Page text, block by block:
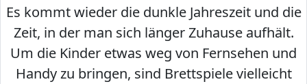
Es kommt wieder die dunkle Jahreszeit und die
Zeit, in der man sich länger Zuhause aufhält.
Um die Kinder etwas weg von Fernsehen und
Handy zu bringen, sind Brettspiele vielleicht